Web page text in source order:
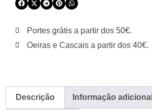
Portes grátis a partir dos 50€.
Oeiras e Cascais a partir dos 40€.
Descrição Informação adicional